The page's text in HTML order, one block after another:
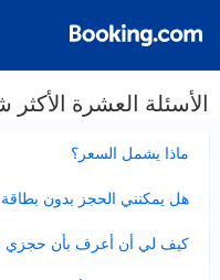
الأسئلة العشرة الأكثر
ماذا يشمل السعر؟
مصغر
هل يمكنني الحجز بدون بطاقة
مصغر
كيف لي أن أعرف بأن حجزي
مصغر